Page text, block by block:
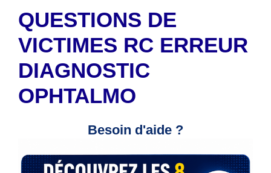
QUESTIONS DE
VICTIMES RC ERREUR
DIAGNOSTIC
OPHTALMO
Besoin d'aide ?